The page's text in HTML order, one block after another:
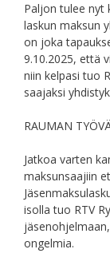
Paljon tulee nyt
laskun maksun
on joka
9.10.2025, että
niin kelpasi tuo
saajaksi
RAUMAN
Jatkoa varten
maksunsaajiin
isolla tuo RTV
ongelmia.